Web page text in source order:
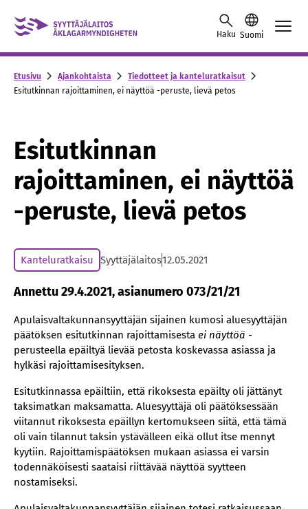
Skip to content -saavutettavuusohje
Haku Suomi
Etusivu Ajankohtaista
Tiedotteet ja kanteluratkaisut
Esitutkinnan rajoittaminen, ei näyttöä -peruste, lievä petos
Esitutkinnan
rajoittaminen, ei näyttöä
-peruste, lievä petos
Kanteluratkaisu Syyttäjälaitos12.05.2021
Annettu 29.4.2021, asianumero 073/21/21
Apulaisvaltakunnansyyttäjän sijainen kumosi aluesyyttäjän
päätöksen esitutkinnan rajoittamisesta ei näyttöä -
perusteella epäiltyä lievää petosta koskevassa asiassa ja
hylkäsi rajoittamisesityksen.
Esitutkinnassa epäiltiin, että rikoksesta epäilty oli jättänyt
taksimatkan maksamatta. Aluesyyttäjä oli päätöksessään
viitannut rikoksesta epäillyn kertomukseen siitä, että tämä
oli vain tilannut taksin ystävälleen eikä ollut itse mennyt
kyytiin. Rajoittamispäätöksen mukaan asiassa ei varsin
todennäköisesti saataisi riittävää näyttöä syytteen
nostamiseksi.